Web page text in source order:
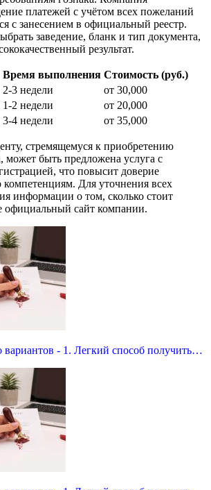
платежей с учётом всех пожеланий
с занесением в официальный реестр.
заведение, бланк и тип документа,
результат.
Время выполнения Стоимость (руб.)
2-3 недели
от 30,000
1-2 недели
от 20,000
3-4 недели от 35,000
стремящемуся к приобретению
может быть предложена услуга с
что повысит доверие
компетенциям. Для уточнения всех
информации о том, сколько стоит
официальный сайт компании.
вариантов - 1. Легкий способ получить…